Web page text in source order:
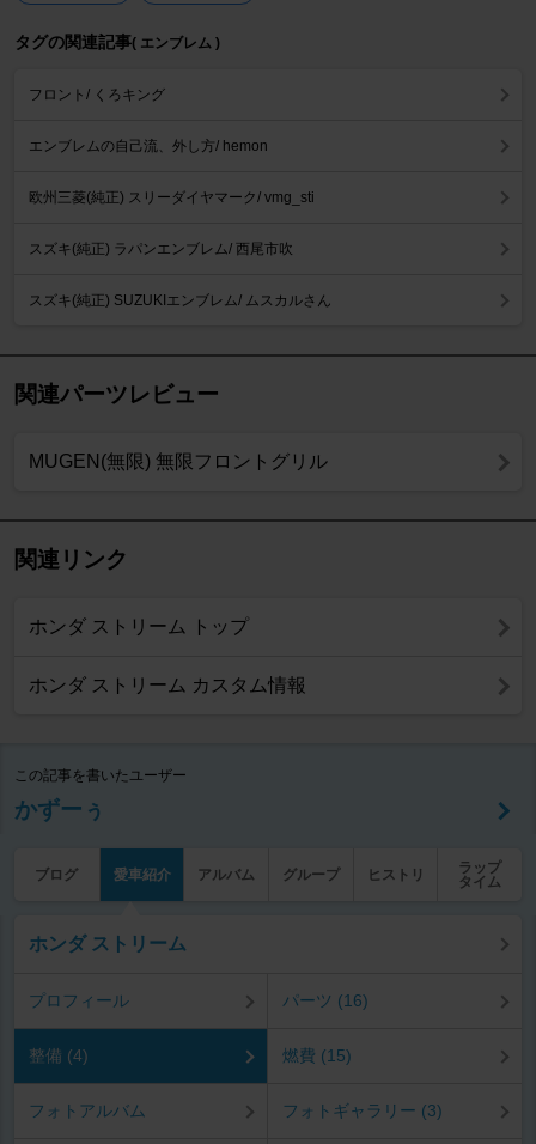
タグの関連記事( エンブレム )
フロント/ くろキング
エンブレムの自己流、外し方/ hemon
欧州三菱(純正) スリーダイヤマーク/ vmg_sti
スズキ(純正) ラパンエンブレム/ 西尾市吹
スズキ(純正) SUZUKIエンブレム/ ムスカルさん
関連パーツレビュー
MUGEN(無限) 無限フロントグリル
関連リンク
ホンダ ストリーム トップ
ホンダ ストリーム カスタム情報
この記事を書いたユーザー
かずーぅ
ブログ 愛車紹介 アルバム グループ ヒストリ
ラップ
タイム
ホンダ ストリーム
プロフィール パーツ (16)
整備 (4) 燃費 (15)
フォトアルバム フォトギャラリー (3)